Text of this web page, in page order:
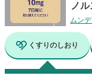
ノ
ムン
くすりのしおり